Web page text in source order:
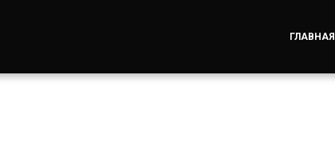
ГЛАВНАЯ